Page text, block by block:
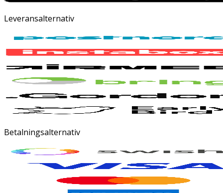
Leveransalternativ
Betalningsalternativ